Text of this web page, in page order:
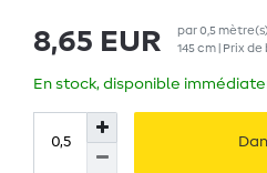
8,65 EUR par0,5 mètre(s)
145 cm | Prix de
En stock, disponible